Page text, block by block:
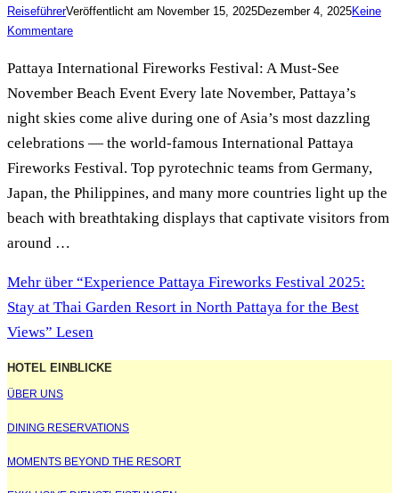
ReiseführerVeröffentlicht am November 15, 2025Dezember 4, 2025Keine
Kommentare
Pattaya International Fireworks Festival: A Must-See
November Beach Event Every late November, Pattaya’s
night skies come alive during one of Asia’s most dazzling
celebrations — the world-famous International Pattaya
Fireworks Festival. Top pyrotechnic teams from Germany,
Japan, the Philippines, and many more countries light up the
beach with breathtaking displays that captivate visitors from
around …
Mehr über “Experience Pattaya Fireworks Festival 2025:
Stay at Thai Garden Resort in North Pattaya for the Best
Views” Lesen
HOTEL EINBLICKE
ÜBER UNS
DINING RESERVATIONS
MOMENTS BEYOND THE RESORT